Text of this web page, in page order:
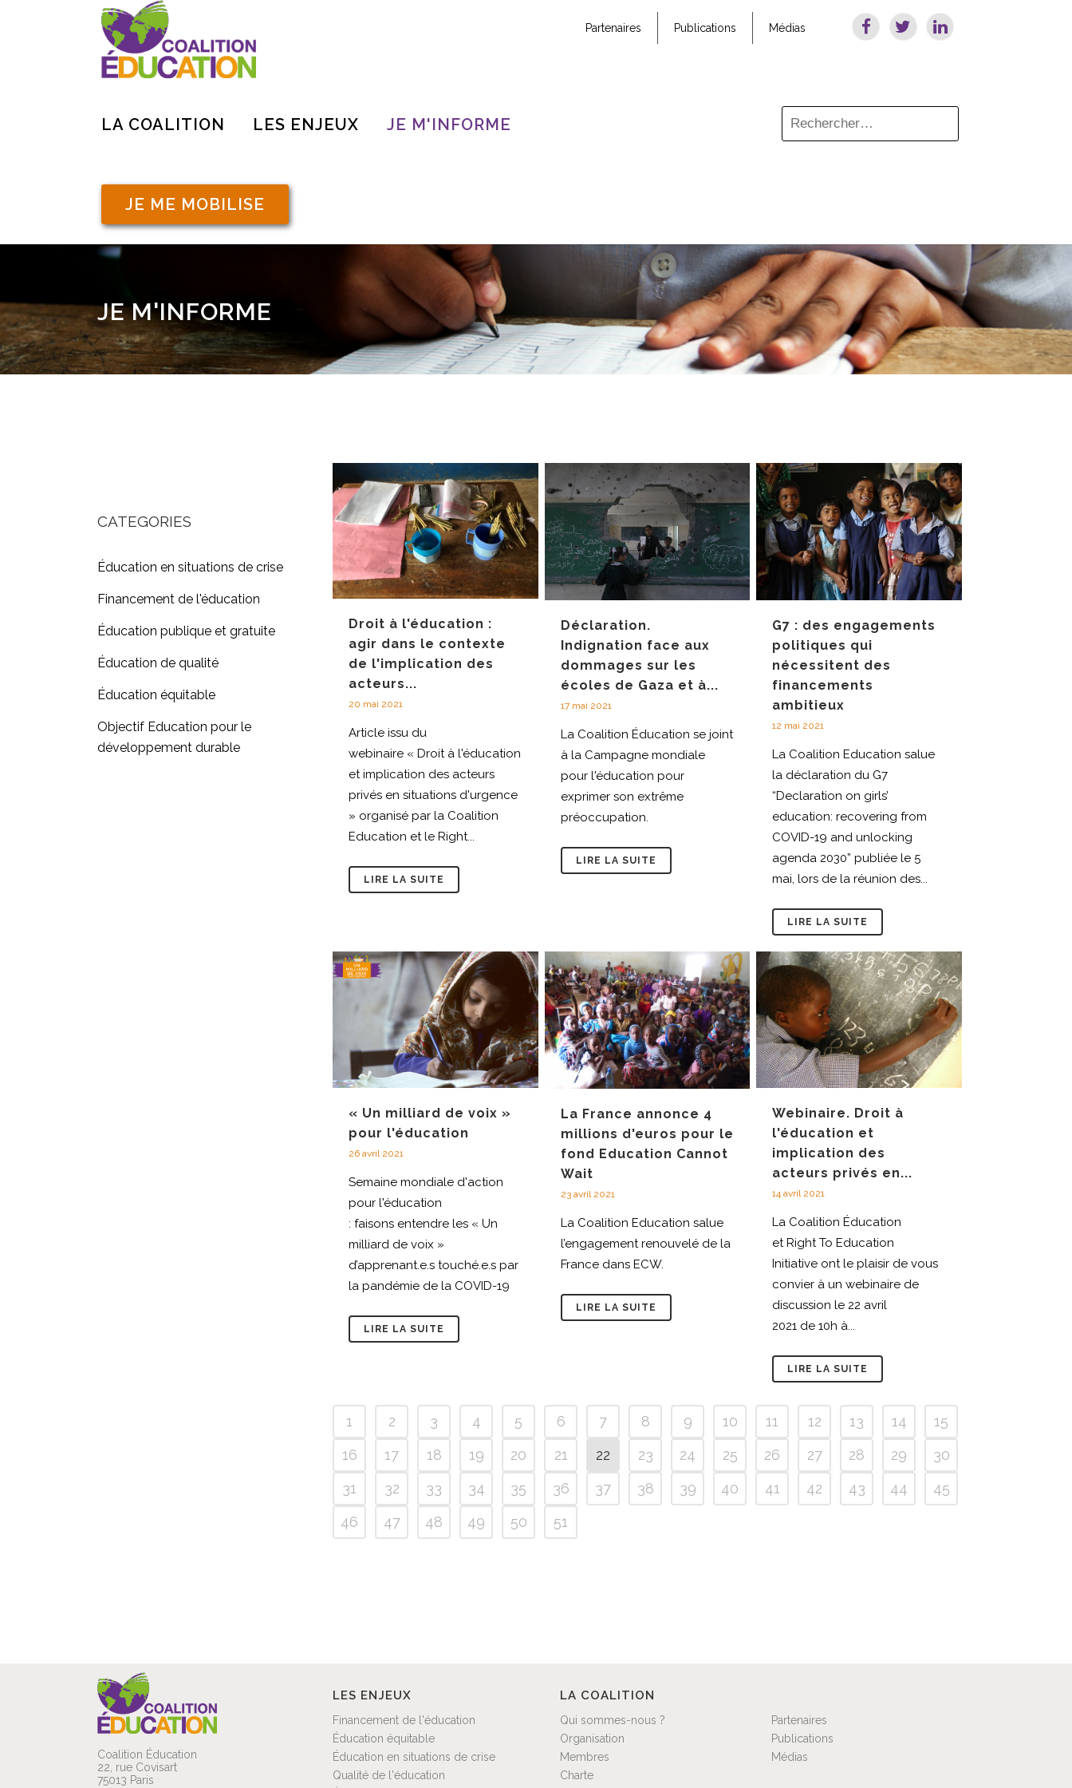
Partenaires Publications Médias
LA COALITION LES ENJEUX JE M'INFORME
JE ME MOBILISE
JE M'INFORME
CATEGORIES
Éducation en situations de crise
Financement de l'éducation
Éducation publique et gratuite
Éducation de qualité
Éducation équitable
Objectif Education pour le
développement durable
Droit à l'éducation :
agir dans le contexte
de l'implication des
acteurs...
20 mai 2021
Article issu du
webinaire « Droit à l'éducation
et implication des acteurs
privés en situations d'urgence
» organisé par la Coalition
Education et le Right...
LIRE LA SUITE
Déclaration.
Indignation face aux
dommages sur les
écoles de Gaza et à...
17 mai 2021
La Coalition Éducation se joint
à la Campagne mondiale
pour l'éducation pour
exprimer son extrême
préoccupation.
LIRE LA SUITE
G7 : des engagements
politiques qui
nécessitent des
financements
ambitieux
12 mai 2021
La Coalition Education salue
la déclaration du G7
“Declaration on girls’
education: recovering from
COVID-19 and unlocking
agenda 2030” publiée le 5
mai, lors de la réunion des...
LIRE LA SUITE
« Un milliard de voix »
pour l'éducation
26 avril 2021
Semaine mondiale d'action
pour l'éducation
: faisons entendre les « Un
milliard de voix »
d’apprenant.e.s touché.e.s par
la pandémie de la COVID-19
LIRE LA SUITE
La France annonce 4
millions d'euros pour le
fond Education Cannot
Wait
23 avril 2021
La Coalition Education salue
l’engagement renouvelé de la
France dans ECW.
LIRE LA SUITE
Webinaire. Droit à
l'éducation et
implication des
acteurs privés en...
14 avril 2021
La Coalition Éducation
et Right To Education
Initiative ont le plaisir de vous
convier à un webinaire de
discussion le 22 avril
2021 de 10h à...
LIRE LA SUITE
1 2 3 4 5 6 7 8 9 10 11 12 13 14
15
16
17 18 19 20 21 22 23 24 25 26 27 28 29
30
31
32 33 34 35 36 37 38 39 40 41 42 43 44
45
46
47 48 49 50 51
Coalition Éducation
22, rue Covisart
75013 Paris
LES ENJEUX
Financement de l'éducation
Éducation équitable
Éducation en situations de crise
Qualité de l'éducation
LA COALITION
Qui sommes-nous ?
Organisation
Membres
Charte
Partenaires
Publications
Médias